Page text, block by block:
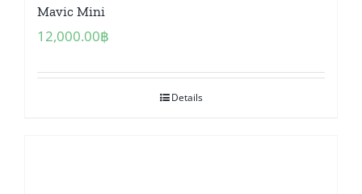
Mavic Mini
12,000.00฿
Details